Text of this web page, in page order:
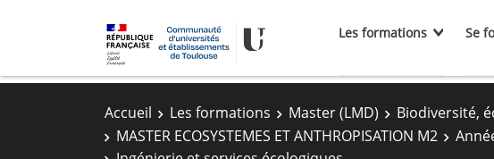
Les formations Se
Accueil Les formations Master (LMD) Biodiversité,
MASTER ECOSYSTEMES ET ANTHROPISATION M2